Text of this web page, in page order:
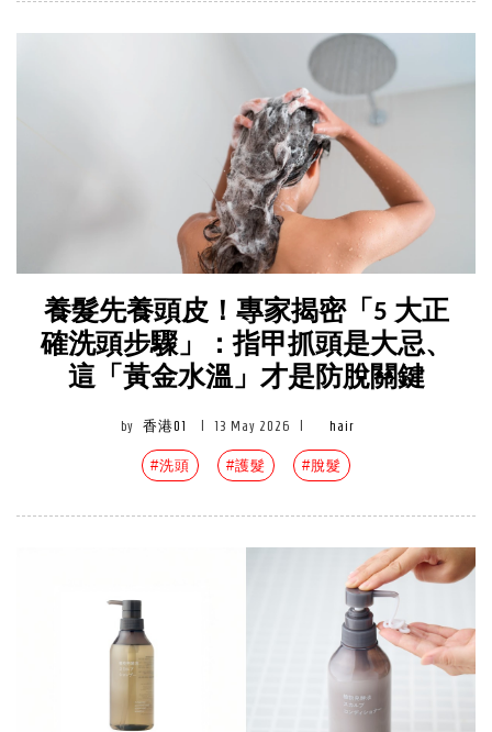
養髮先養頭皮！專家揭密「5 大正
確洗頭步驟」：指甲抓頭是大忌、
這「黃金水溫」才是防脫關鍵
by 香港01 13 May 2026 hair
#洗頭 #護髮 #脫髮